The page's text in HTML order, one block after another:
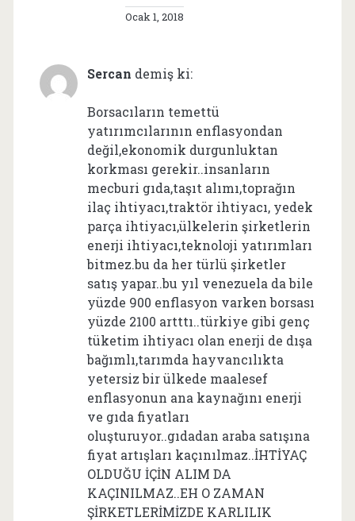
Ocak 1, 2018
Sercan demiş ki:
Borsacıların temettü
yatırımcılarının enflasyondan
değil,ekonomik durgunluktan
korkması gerekir..insanların
mecburi gıda,taşıt alımı,toprağın
ilaç ihtiyacı,traktör ihtiyacı, yedek
parça ihtiyacı,ülkelerin şirketlerin
enerji ihtiyacı,teknoloji yatırımları
bitmez.bu da her türlü şirketler
satış yapar..bu yıl venezuela da bile
yüzde 900 enflasyon varken borsası
yüzde 2100 artttı..türkiye gibi genç
tüketim ihtiyacı olan enerji de dışa
bağımlı,tarımda hayvancılıkta
yetersiz bir ülkede maalesef
enflasyonun ana kaynağını enerji
ve gıda fiyatları
oluşturuyor..gıdadan araba satışına
fiyat artışları kaçınılmaz..İHTİYAÇ
OLDUĞU İÇİN ALIM DA
KAÇINILMAZ..EH O ZAMAN
ŞİRKETLERİMİZDE KARLILIK